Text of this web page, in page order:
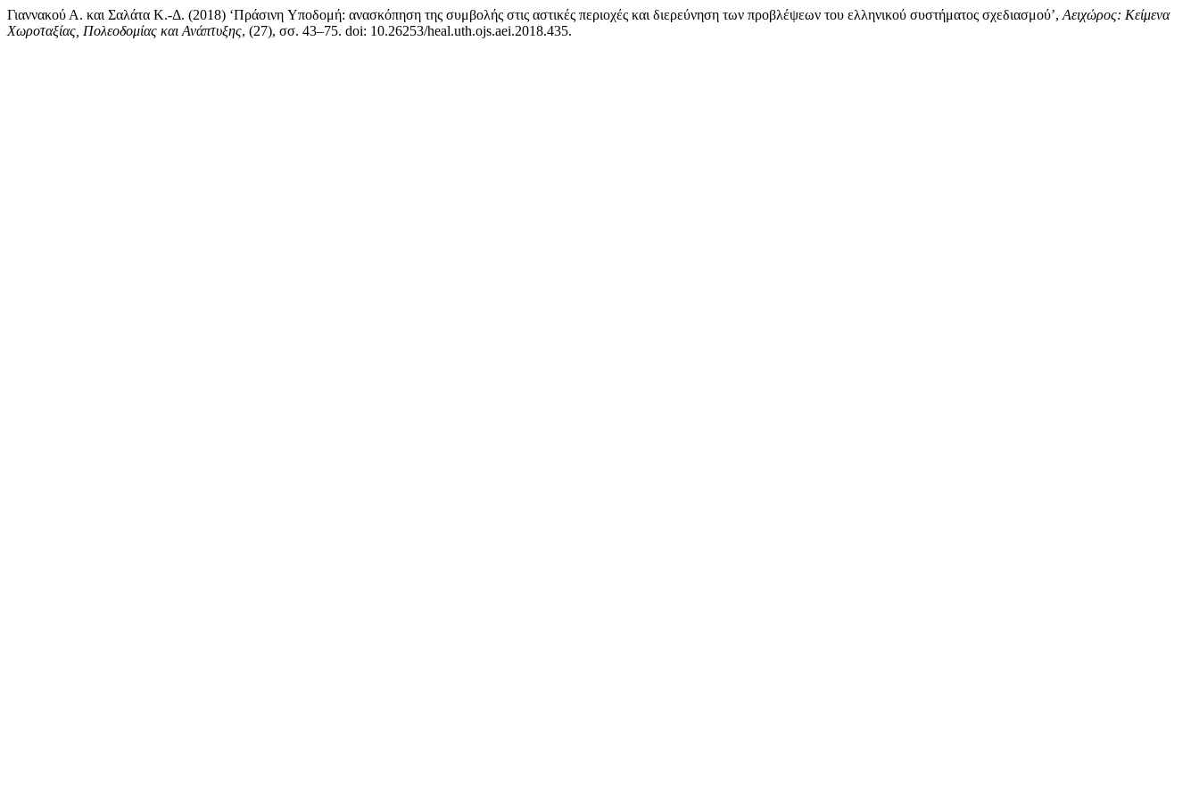
Γιαννακού Α. και Σαλάτα Κ.-Δ. (2018) ‘Πράσινη Yποδομή: ανασκόπηση της συμβολής στις αστικές περιοχές και διερεύνηση των προβλέψεων του ελληνικού συστήματος σχεδιασμού’, Αειχώρος: Κείμενα
Χωροταξίας, Πολεοδομίας και Ανάπτυξης, (27), σσ. 43–75. doi: 10.26253/heal.uth.ojs.aei.2018.435.